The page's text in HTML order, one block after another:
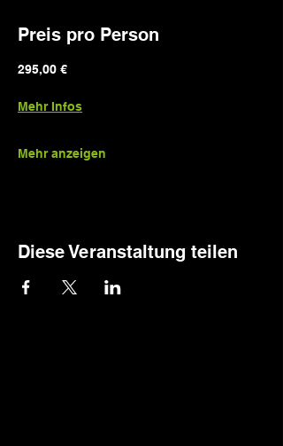
Preis pro Person
295,00 €
Mehr Infos
Mehr anzeigen
Diese Veranstaltung teilen